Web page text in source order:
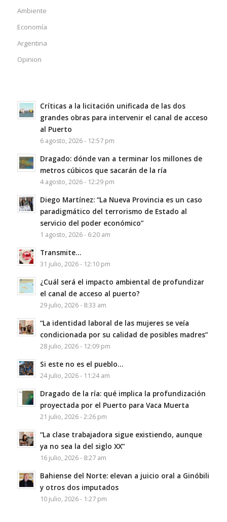
Ambiente
Economía
Argentina
Opinion
Críticas a la licitación unificada de las dos
grandes obras para intervenir el canal de acceso
al Puerto
6 agosto, 2026 - 12:57 pm
Dragado: dónde van a terminar los millones de
metros cúbicos que sacarán de la ría
4 agosto, 2026 - 12:29 pm
Diego Martínez: “La Nueva Provincia es un caso
paradigmático del terrorismo de Estado al
servicio del poder económico”
1 agosto, 2026 - 6:20 am
Transmite…
31 julio, 2026 - 12:10 pm
¿Cuál será el impacto ambiental de profundizar
el canal de acceso al puerto?
29 julio, 2026 - 8:33 am
“La identidad laboral de las mujeres se veía
condicionada por su calidad de posibles madres”
28 julio, 2026 - 12:09 pm
Si este no es el pueblo…
24 julio, 2026 - 11:24 am
Dragado de la ría: qué implica la profundización
proyectada por el Puerto para Vaca Muerta
21 julio, 2026 - 2:26 pm
“La clase trabajadora sigue existiendo, aunque
ya no sea la del siglo XX”
16 julio, 2026 - 8:27 am
Bahiense del Norte: elevan a juicio oral a Ginóbili
y otros dos imputados
10 julio, 2026 - 1:27 pm